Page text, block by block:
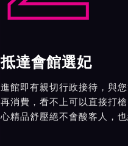
抵達會館選妃
進館即有親切行政接待，與
再消費，看不上可以直接打
心精品舒壓絕不會酸客人，也